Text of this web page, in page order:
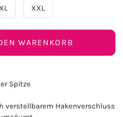
XL XXL
WARENKORB
Spitze
verstellbarem Hakenverschluss